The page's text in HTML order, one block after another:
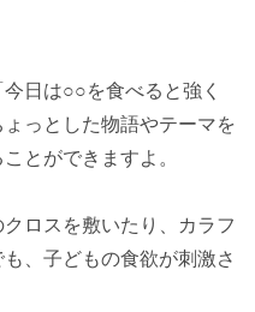
日は○○を食べると強く
っとした物語やテーマを
とができますよ。
ロスを敷いたり、カラフ
、子どもの食欲が刺激さ